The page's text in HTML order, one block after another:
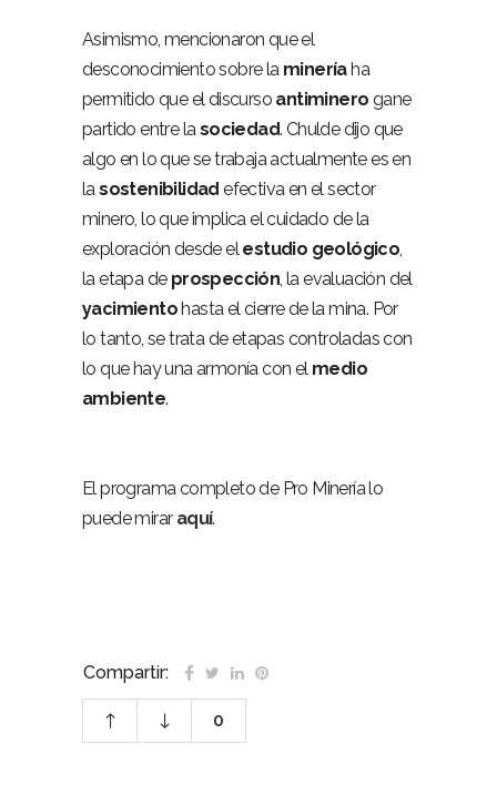
Asimismo, mencionaron que el
desconocimiento sobre la mineríaha
permitido que el discurso antiminero gane
partido entre lasociedad. Chulde dijo que
algo en lo que se trabaja actualmente es en
lasostenibilidad efectiva en el sector
minero, lo que implica el cuidado de la
exploración desde elestudio geológico,
la etapa de prospección, la evaluación del
yacimientohasta el cierre de la mina. Por
lo tanto, se trata de etapas controladas con
lo que hay una armonía con el medio
ambiente.
El programa completo de Pro Minería lo
puede mirar aquí.
Compartir:
0